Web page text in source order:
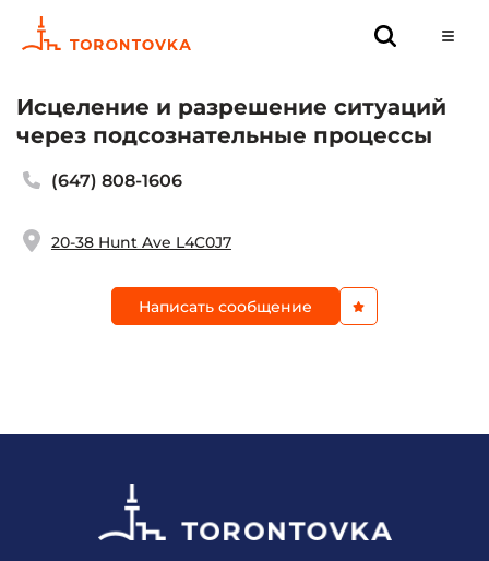
Исцеление и разрешение ситуаций
через подсознательные процессы
(647) 808-1606
20-38 Hunt Ave L4C0J7
Написать сообщение